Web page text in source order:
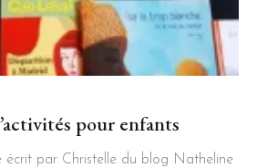
pour enfants
écrit par Christelle du blog Natheline